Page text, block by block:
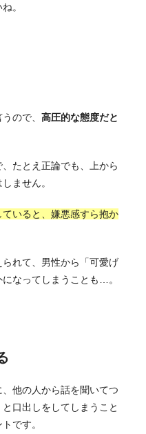
。
ので、 高圧的な態度だと
たとえ正論でも、上から
ません。
いると、嫌悪感すら抱か
られて、男性から「可愛げ
なってしまうことも…。
他の人から話を聞いてつ
口出しをしてしまうこと
です。